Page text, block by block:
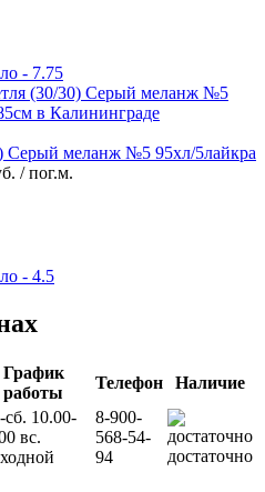
- 7.75
Серый меланж №5 95хл/5лайкра
/ пог.м.
- 4.5
График
работы
Телефон
Наличие
сб. 10.00-
вс.
8-900-
568-54-
94
достаточно